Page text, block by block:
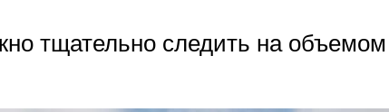
тщательно следить на